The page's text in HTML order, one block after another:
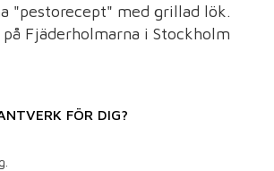
"pestorecept" med grillad lök.
Fjäderholmarna i Stockholm
FÖR DIG?